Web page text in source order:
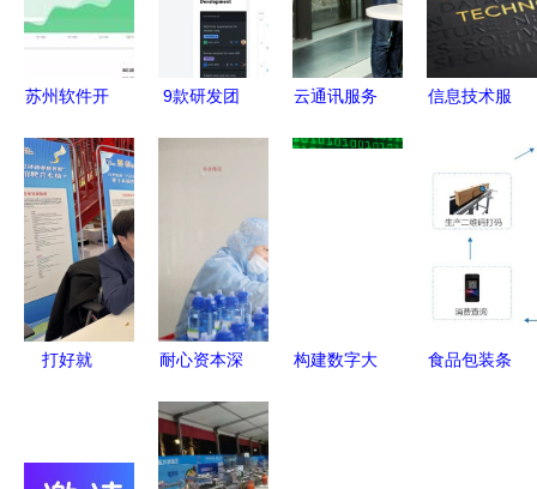
苏州软件开
的软件功能
操作详解
——以哲程
软件公司为
例
9款研发团
目进度管理
对了吗？
云通讯服务
信息技术服
融合与应用
打好就
场为软件开
耐心资本深
科技金融浇
灌成果转化
构建数字大
食品包装条